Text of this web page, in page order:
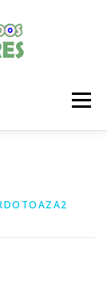
Menu